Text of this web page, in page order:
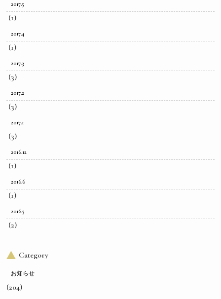
2017.5
(1)
2017.4
(1)
2017.3
(3)
2017.2
(3)
2017.1
(3)
2016.12
(1)
2016.6
(1)
2016.5
(2)
Category
お知らせ
(204)